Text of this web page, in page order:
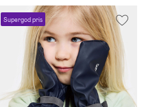
Supergod pris